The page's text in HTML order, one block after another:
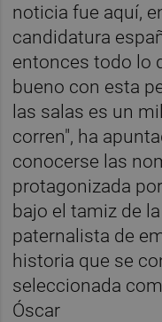
noticia fue aquí,
candidatura
entonces todo lo
bueno con esta
las salas es un
corren", ha
conocerse las
protagonizada por
bajo el tamiz de
paternalista de
historia que se
seleccionada
Óscar